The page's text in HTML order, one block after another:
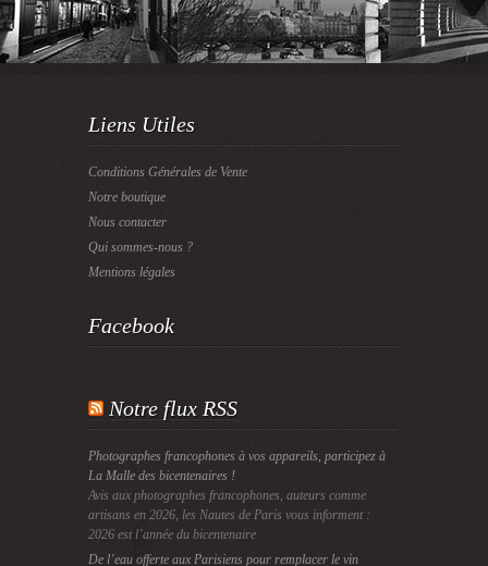
Liens Utiles
Conditions Générales de Vente
Notre boutique
Nous contacter
Qui sommes-nous ?
Mentions légales
Facebook
Notre flux RSS
Photographes francophones à vos appareils, participez à
La Malle des bicentenaires !
Avis aux photographes francophones, auteurs comme
artisans en 2026, les Nautes de Paris vous informent :
2026 est l’année du bicentenaire
De l’eau offerte aux Parisiens pour remplacer le vin